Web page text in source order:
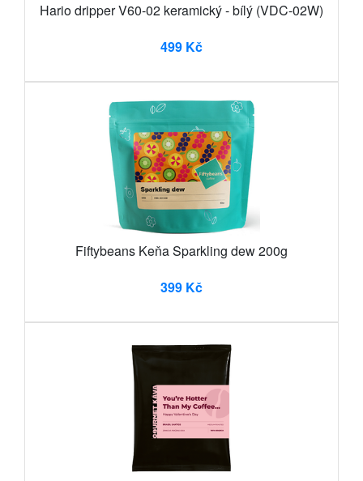
Hario dripper V60-02 keramický - bílý (VDC-02W)
499 Kč
Fiftybeans Keňa Sparkling dew 200g
399 Kč